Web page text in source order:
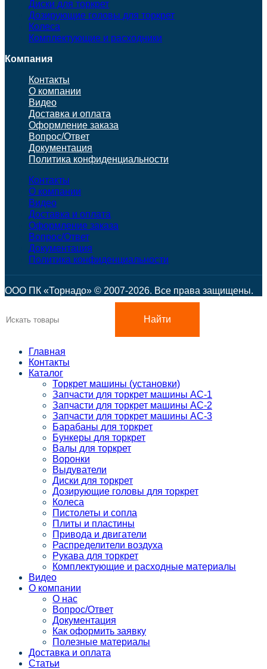
Диски для торкрет
Дозирующие головы для торкрет
Колеса
Комплектующие и расходники
Компания
Контакты
О компании
Видео
Доставка и оплата
Оформление заказа
Вопрос/Ответ
Документация
Политика конфиденциальности
Контакты
О компании
Видео
Доставка и оплата
Оформление заказа
Вопрос/Ответ
Документация
Политика конфиденциальности
ООО ПК «Торнадо» © 2007-2026. Все права защищены.
Найти
Главная
Контакты
Каталог
Торкрет машины (установки)
Запчасти для торкрет машины АС-1
Запчасти для торкрет машины АС-2
Запчасти для торкрет машины АС-3
Барабаны для торкрет
Бункеры для торкрет
Валы для торкрет
Воронки
Выдуватели
Диски для торкрет
Дозирующие головы для торкрет
Колеса
Пистолеты и сопла
Плиты и пластины
Привода и двигатели
Распределители воздуха
Рукава для торкрет
Комплектующие и расходные материалы
Видео
О компании
О нас
Вопрос/Ответ
Документация
Как оформить заявку
Полезные материалы
Доставка и оплата
Статьи